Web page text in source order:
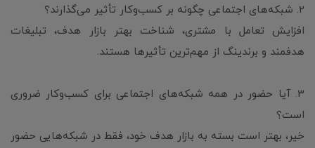
2. شبکه‌های اجتماعی چگونه بر کسب‌وکار تأثیر می‌گذارند؟
افزایش تعامل با مشتری، شناخت بهتر بازار هدف، تبلیغات
هدفمند و برندینگ از مهم‌ترین تأثیرها هستند.
3. آیا حضور در همه شبکه‌های اجتماعی برای کسب‌وکار ضروری
است؟
خیر، بهتر است بسته به بازار هدف خود، فقط در شبکه‌هایی حضور